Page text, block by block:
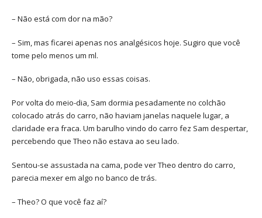
– Não está com dor na mão?
– Sim, mas ficarei apenas nos analgésicos hoje. Sugiro que você
tome pelo menos um ml.
– Não, obrigada, não uso essas coisas.
Por volta do meio-dia, Sam dormia pesadamente no colchão
colocado atrás do carro, não haviam janelas naquele lugar, a
claridade era fraca. Um barulho vindo do carro fez Sam despertar,
percebendo que Theo não estava ao seu lado.
Sentou-se assustada na cama, pode ver Theo dentro do carro,
parecia mexer em algo no banco de trás.
– Theo? O que você faz aí?